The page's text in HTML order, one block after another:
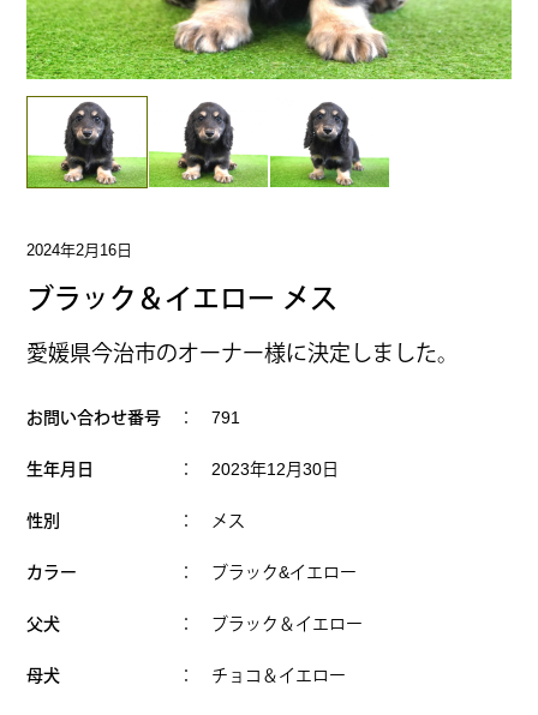
2024年2月16日
ブラック＆イエロー メス
愛媛県今治市のオーナー様に決定しました。
お問い合わせ番号 ： 791
生年月日 ： 2023年12月30日
性別 ： メス
カラー ： ブラック&イエロー
父犬 ： ブラック＆イエロー
母犬 ： チョコ＆イエロー